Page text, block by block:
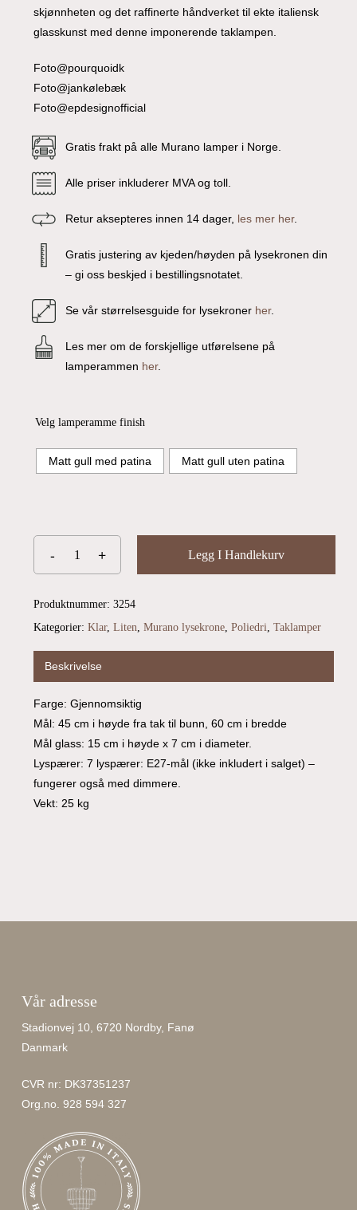
skjønnheten og det raffinerte håndverket til ekte italiensk
glasskunst med denne imponerende taklampen.
Foto@pourquoidk
Foto@jankølebæk
Foto@epdesignofficial
Gratis frakt på alle Murano lamper i Norge.
Alle priser inkluderer MVA og toll.
Retur aksepteres innen 14 dager, les mer her.
Gratis justering av kjeden/høyden på lysekronen din
– gi oss beskjed i bestillingsnotatet.
Se vår størrelsesguide for lysekronerher.
Les mer om de forskjellige utførelsene på
lamperammen her.
Velg lamperamme finish
Matt gull med patina Matt gull uten patina
Legg I Handlekurv
Produktnummer: 3254
Kategorier: Klar, Liten, Murano lysekrone, Poliedri, Taklamper
Beskrivelse
Farge: Gjennomsiktig
Mål: 45 cm i høyde fra tak til bunn, 60 cm i bredde
Mål glass: 15 cm i høyde x 7 cm i diameter.
Lyspærer: 7 lyspærer: E27-mål (ikke inkludert i salget) –
fungerer også med dimmere.
Vekt: 25 kg
Vår adresse
Stadionvej 10, 6720 Nordby, Fanø
Danmark
CVR nr: DK37351237
Org.no. 928 594 327